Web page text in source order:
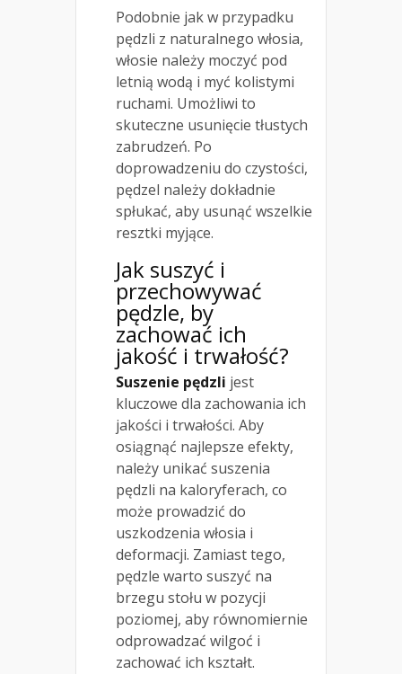
Podobnie jak w przypadku
pędzli z naturalnego włosia,
włosie należy moczyć pod
letnią wodą i myć kolistymi
ruchami. Umożliwi to
skuteczne usunięcie tłustych
zabrudzeń. Po
doprowadzeniu do czystości,
pędzel należy dokładnie
spłukać, aby usunąć wszelkie
resztki myjące.
Jak suszyć i
przechowywać
pędzle, by
zachować ich
jakość i trwałość?
Suszenie pędzli jest
kluczowe dla zachowania ich
jakości i trwałości. Aby
osiągnąć najlepsze efekty,
należy unikać suszenia
pędzli na kaloryferach, co
może prowadzić do
uszkodzenia włosia i
deformacji. Zamiast tego,
pędzle warto suszyć na
brzegu stołu w pozycji
poziomej, aby równomiernie
odprowadzać wilgoć i
zachować ich kształt.